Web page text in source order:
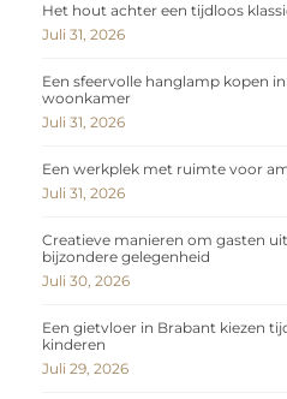
Het hout achter een tijdloos
Juli 31, 2026
Een sfeervolle hanglamp kopen
woonkamer
Juli 31, 2026
Een werkplek met ruimte voor
Juli 31, 2026
Creatieve manieren om gasten
bijzondere gelegenheid
Juli 30, 2026
Een gietvloer in Brabant kiezen
kinderen
Juli 29, 2026